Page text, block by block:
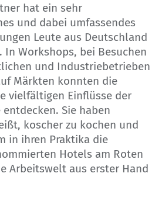
hat ein sehr
und dabei umfassendes
Leute aus Deutschland
Workshops, bei Besuchen
und Industriebetrieben
Märkten konnten die
vielfältigen Einflüsse der
Sie haben
koscher zu kochen und
in ihren Praktika die
Hotels am Roten
Arbeitswelt aus erster Hand